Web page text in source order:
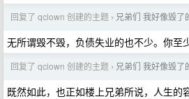
回复了 qclown 创建的主题 › 兄弟们 我好像毁了
无所谓毁不毁，负债失业的也不少。你至
回复了 qclown 创建的主题 › 兄弟们 我好像毁了
既然如此，也正如楼上兄弟所说，人生的